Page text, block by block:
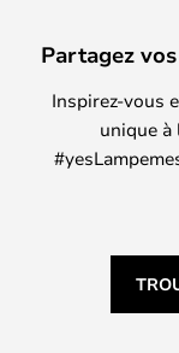
Partagez
Inspirez-vous
unique à